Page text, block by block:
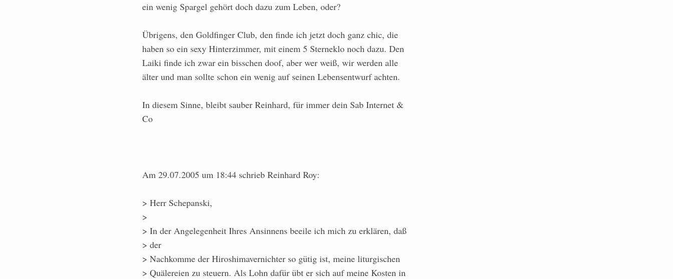
ein wenig Spargel gehört doch dazu zum Leben, oder?
Übrigens, den Goldfinger Club, den finde ich jetzt doch ganz chic, die
haben so ein sexy Hinterzimmer, mit einem 5 Sterneklo noch dazu. Den
Laiki finde ich zwar ein bisschen doof, aber wer weiß, wir werden alle
älter und man sollte schon ein wenig auf seinen Lebensentwurf achten.
In diesem Sinne, bleibt sauber Reinhard, für immer dein Sab Internet &
Co
Am 29.07.2005 um 18:44 schrieb Reinhard Roy:
> Herr Schepanski,
>
> In der Angelegenheit Ihres Ansinnens beeile ich mich zu erklären, daß
> der
> Nachkomme der Hiroshimavernichter so gütig ist, meine liturgischen
> Quälereien zu steuern. Als Lohn dafür übt er sich auf meine Kosten in